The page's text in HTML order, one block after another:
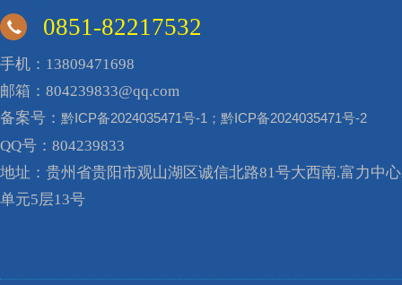
0851-82217532
手机：13809471698
邮箱：804239833@qq.com
备案号： 黔ICP备2024035471号-1；黔ICP备2024035471号-2
QQ号：804239833
地址：贵州省贵阳市观山湖区诚信北路81号大西南.富力中
单元5层13号